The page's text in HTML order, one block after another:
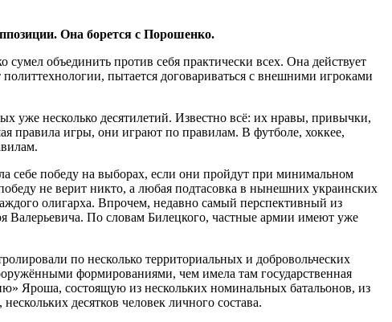
Она борется с Порошенко.
объединить против себя практически всех. Она действует
пытается договариваться с внешними игроками
уже несколько десятилетий. Известно всё: их нравы, привычки,
правила игры, они играют по правилам. В футболе, хоккее,
себе победу на выборах, если они пройдут при минимальном
не верит никто, а любая подтасовка в нынешних украинских
олигарха. Впрочем, недавно самый перспективный из
Валерьевича. По словам Билецкого, частные армии имеют уже
по несколько территориальных и добровольческих
формированиями, чем имела там государственная
Яроша, состоящую из нескольких номинальных батальонов, из
десятков человек личного состава.